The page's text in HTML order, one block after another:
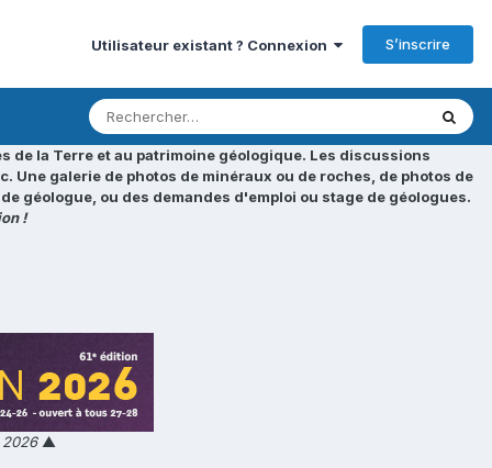
Utilisateur existant ? Connexion S’inscrire
de la Terre et au patrimoine géologique. Les discussions
galerie de photos de minéraux ou de roches, de photos de
géologue, ou des demandes d'emploi ou stage de géologues.
!
▲